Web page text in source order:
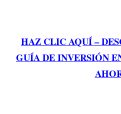
HAZ CLIC AQUÍ –
GUÍA DE INVERSIÓN